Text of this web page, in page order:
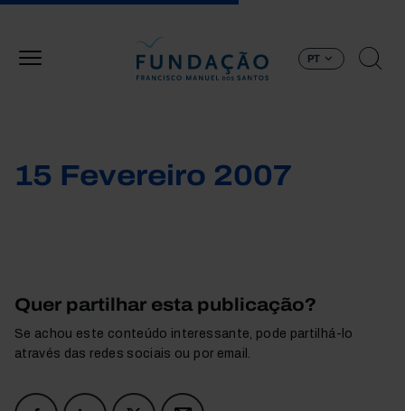
PT
15 Fevereiro 2007
Quer partilhar esta publicação?
Se achou este conteúdo interessante, pode partilhá-lo
através das redes sociais ou por email.